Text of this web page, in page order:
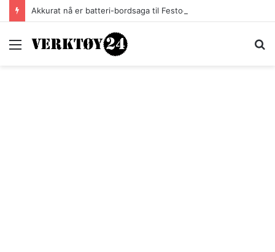
Akkurat nå er batteri-bordsaga til Festool billigere
Meny